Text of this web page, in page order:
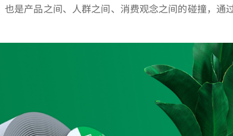
是产品之间、人群之间、消费观念之间的碰撞，通